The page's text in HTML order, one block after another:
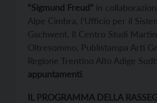
“Sigmund Freud” in
Alpe Cimbra, l’Ufficio per il
Gschwent, Il Centro Studi
Oltresommo, Publistampa Arti
Regione Trentino Alto Adige
appuntamenti.
IL PROGRAMMA DELLA